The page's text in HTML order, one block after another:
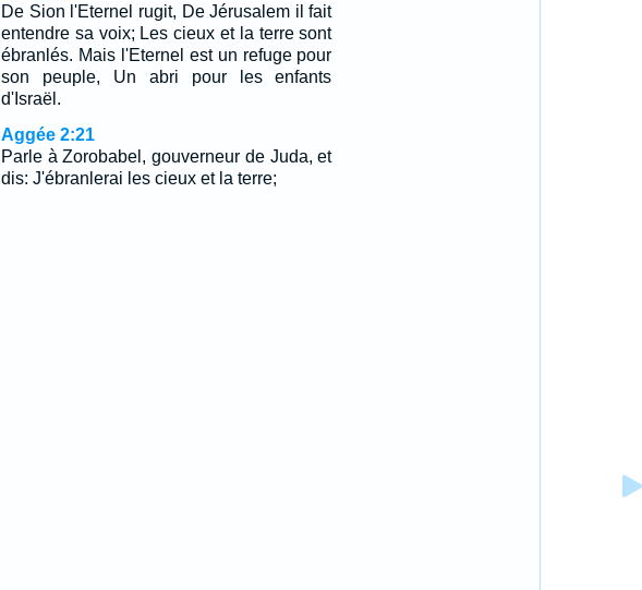
De Sion l'Eternel rugit, De Jérusalem il fait
entendre sa voix; Les cieux et la terre sont
ébranlés. Mais l'Eternel est un refuge pour
son peuple, Un abri pour les enfants
d'Israël.
Aggée 2:21
Parle à Zorobabel, gouverneur de Juda, et
dis: J'ébranlerai les cieux et la terre;